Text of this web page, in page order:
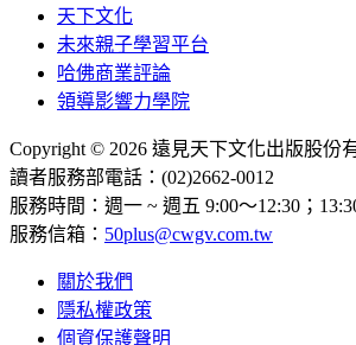
天下文化
未來親子學習平台
哈佛商業評論
領導影響力學院
Copyright © 2026 遠見天下文化出版股份
讀者服務部電話：(02)2662-0012
服務時間：週一 ~ 週五 9:00～12:30；
服務信箱： 50plus@cwgv.com.tw
關於我們
隱私權政策
個資保護聲明